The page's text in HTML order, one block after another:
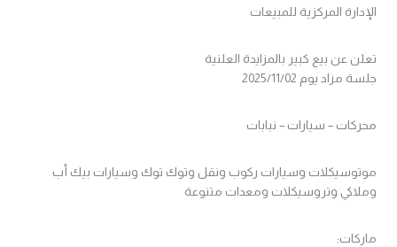
الإدارة المركزية للمبيعات
تعلن عن بيع كبير بالمزايدة العلنية
جلسة مزاد يوم 2025/11/02
محركات – سيارات – نبابات
موتوسيكلات وسيارات ركوب ونقل وتوك توك وسيارات بيك أب
وملاكي وتروسيكلات ومعدات متنوعة
ماركات: